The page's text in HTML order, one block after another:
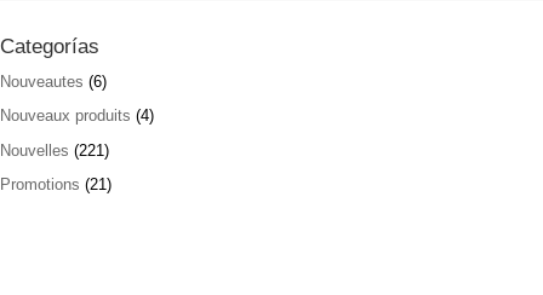
Categorías
Nouveautes (6)
Nouveaux produits (4)
Nouvelles (221)
Promotions (21)